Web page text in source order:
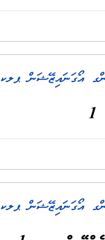
އޯގަނައިޒޭޝަން ޕލކ
އޯގަނައިޒޭޝަން ޕލކ